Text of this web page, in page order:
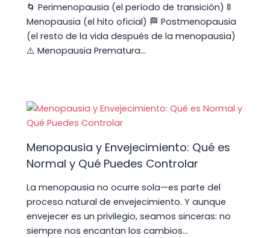
🌀 Perimenopausia (el período de transición) 🚦
Menopausia (el hito oficial) 🏁 Postmenopausia
(el resto de la vida después de la menopausia)
⚠️ Menopausia Prematura…
Menopausia y Envejecimiento: Qué es
Normal y Qué Puedes Controlar
La menopausia no ocurre sola—es parte del
proceso natural de envejecimiento. Y aunque
envejecer es un privilegio, seamos sinceras: no
siempre nos encantan los cambios…